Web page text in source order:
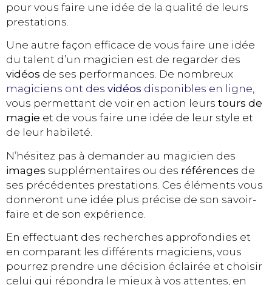
pour vous faire une idée de la qualité de leurs
prestations.
Une autre façon efficace de vous faire une idée
du talent d’un magicien est de regarder des
vidéos de ses performances. De nombreux
magiciens ont des vidéos disponibles en ligne,
vous permettant de voir en action leurs tours de
magie et de vous faire une idée de leur style et
de leur habileté.
N’hésitez pas à demander au magicien des
images supplémentaires ou des références de
ses précédentes prestations. Ces éléments vous
donneront une idée plus précise de son savoir-
faire et de son expérience.
En effectuant des recherches approfondies et
en comparant les différents magiciens, vous
pourrez prendre une décision éclairée et choisir
celui qui répondra le mieux à vos attentes, en